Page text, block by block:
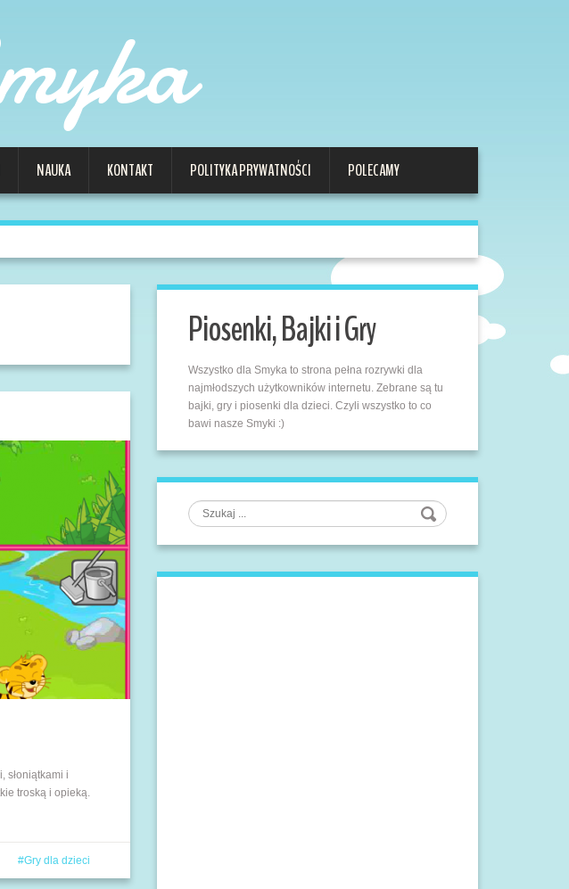
NAUKA KONTAKT POLITYKA PRYWATNOŚCI POLECAMY
słoniątkami i
troską i opieką.
Gry dla dzieci
Piosenki, Bajki i Gry
Wszystko dla Smyka to strona pełna rozrywki dla
najmłodszych użytkowników internetu. Zebrane są tu
bajki, gry i piosenki dla dzieci. Czyli wszystko to co
bawi nasze Smyki :)
Szukaj